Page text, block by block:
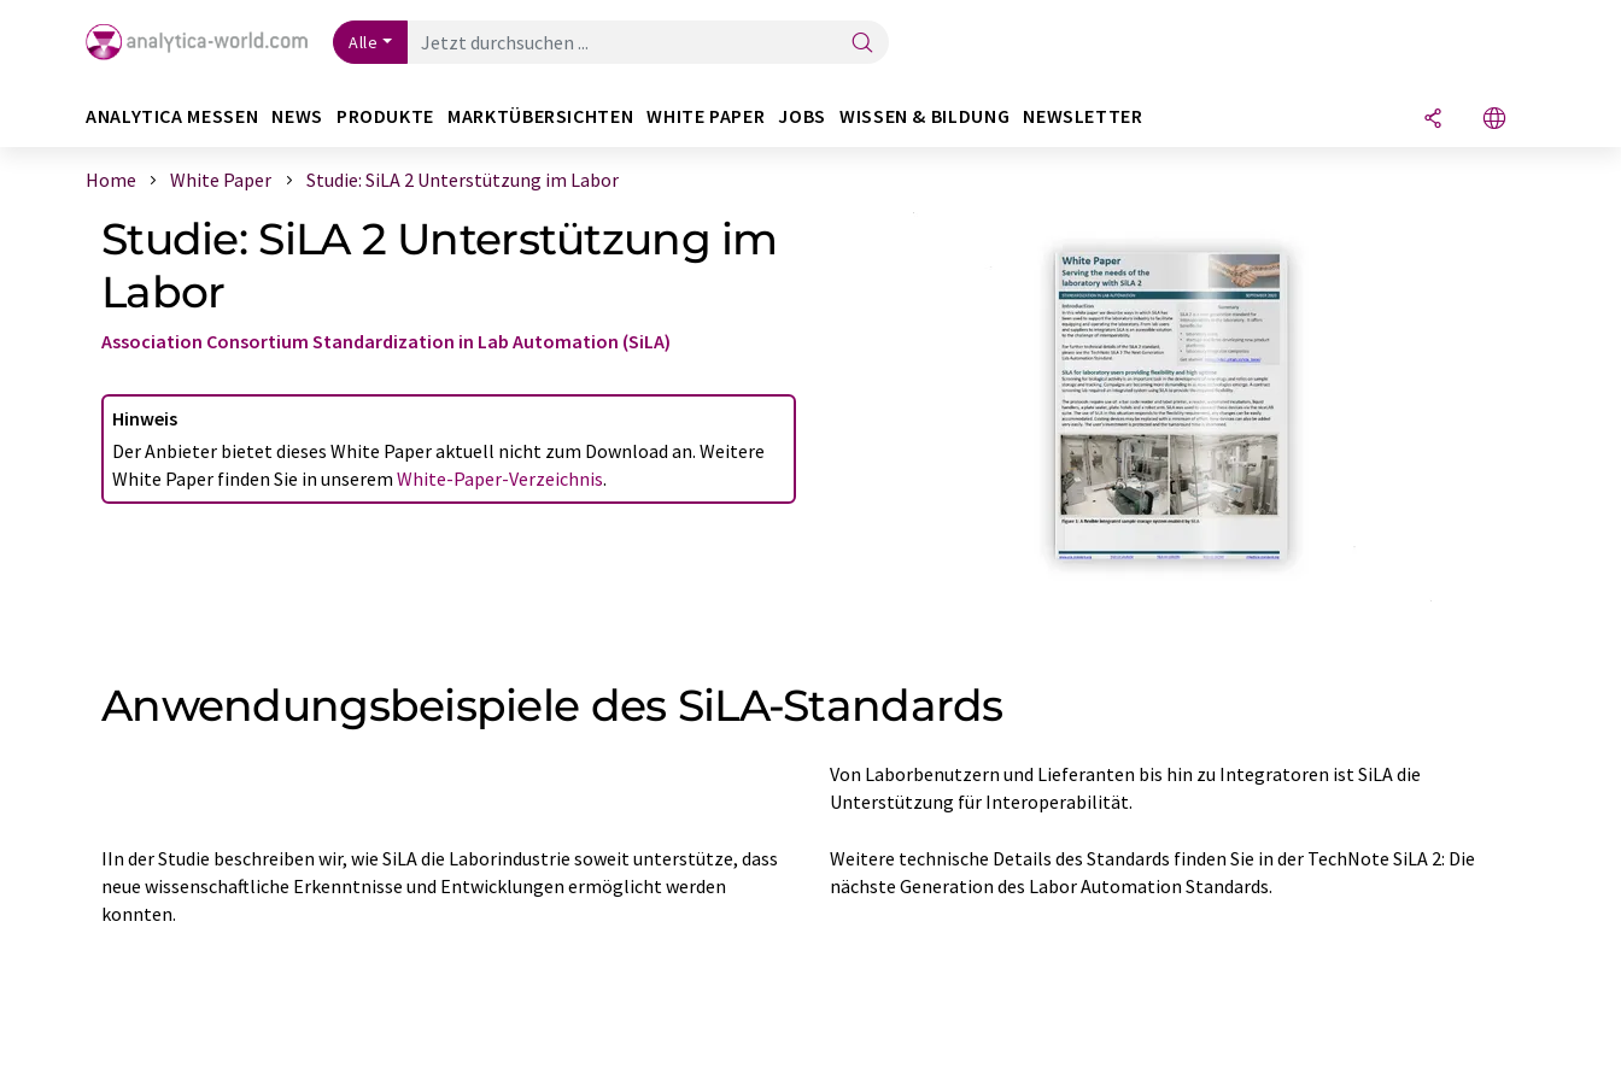
Alle
ANALYTICA MESSEN NEWS PRODUKTE MARKTÜBERSICHTEN WHITE PAPER JOBS WISSEN & BILDUNG NEWSLETTER
Home White Paper Studie: SiLA 2 Unterstützung im Labor
Studie: SiLA 2 Unterstützung im
Labor
Association Consortium Standardization in Lab Automation (SiLA)
Hinweis
Der Anbieter bietet dieses White Paper aktuell nicht zum Download an. Weitere
White Paper finden Sie in unserem White-Paper-Verzeichnis.
Anwendungsbeispiele des SiLA-Standards
IIn der Studie beschreiben wir, wie SiLA die Laborindustrie soweit unterstütze, dass
neue wissenschaftliche Erkenntnisse und Entwicklungen ermöglicht werden
konnten.
Von Laborbenutzern und Lieferanten bis hin zu Integratoren ist SiLA die
Unterstützung für Interoperabilität.
Weitere technische Details des Standards finden Sie in der TechNote SiLA 2: Die
nächste Generation des Labor Automation Standards.